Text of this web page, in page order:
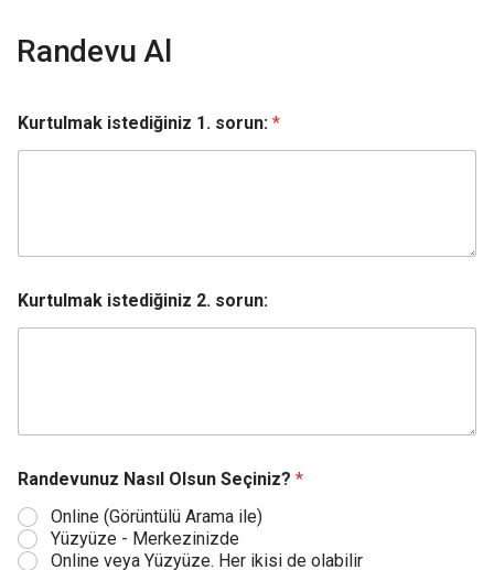
Randevu Al
Kurtulmak istediğiniz 1. sorun: *
Kurtulmak istediğiniz 2. sorun:
Randevunuz Nasıl Olsun Seçiniz? *
Online (Görüntülü Arama ile)
Yüzyüze - Merkezinizde
Online veya Yüzyüze. Her ikisi de olabilir